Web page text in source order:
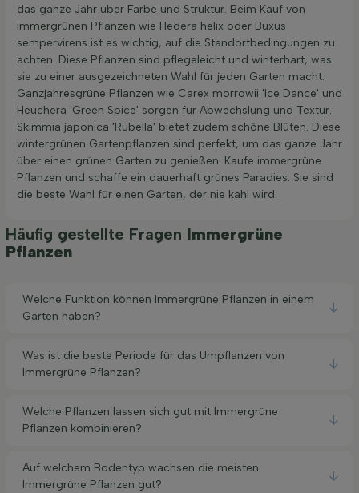
das ganze Jahr über Farbe und Struktur. Beim Kauf von
immergrünen Pflanzen wie Hedera helix oder Buxus
sempervirens ist es wichtig, auf die Standortbedingungen zu
achten. Diese Pflanzen sind pflegeleicht und winterhart, was
sie zu einer ausgezeichneten Wahl für jeden Garten macht.
Ganzjahresgrüne Pflanzen wie Carex morrowii 'Ice Dance' und
Heuchera 'Green Spice' sorgen für Abwechslung und Textur.
Skimmia japonica 'Rubella' bietet zudem schöne Blüten. Diese
wintergrünen Gartenpflanzen sind perfekt, um das ganze Jahr
über einen grünen Garten zu genießen. Kaufe immergrüne
Pflanzen und schaffe ein dauerhaft grünes Paradies. Sie sind
die beste Wahl für einen Garten, der nie kahl wird.
Häufig gestellte Fragen Immergrüne
Pflanzen
Welche Funktion können Immergrüne Pflanzen in einem
Garten haben?
Was ist die beste Periode für das Umpflanzen von
Immergrüne Pflanzen?
Welche Pflanzen lassen sich gut mit Immergrüne
Pflanzen kombinieren?
Auf welchem Bodentyp wachsen die meisten
Immergrüne Pflanzen gut?